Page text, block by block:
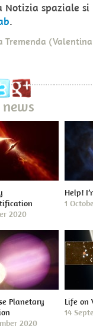
Notizia spaziale
.
Tremenda
2020
Help!
1
Planetary
2020
Life on
14